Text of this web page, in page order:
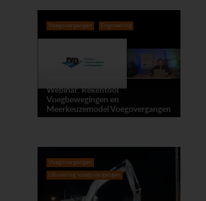
Voegovergangen Engineering
Webinar: Rekentool
Voegbewegingen en
Meerkeuzemodel Voegovergangen
Voegovergangen
Uitvoering voegovergangen